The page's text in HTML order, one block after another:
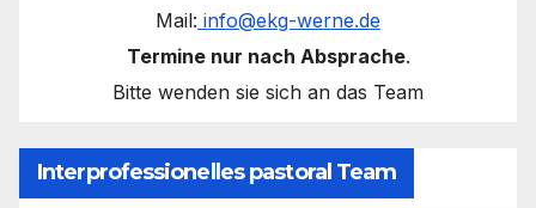
Mail: info@ekg-werne.de
Termine nur nach Absprache.
Bitte wenden sie sich an das Team
Interprofessionelles pastoral Team